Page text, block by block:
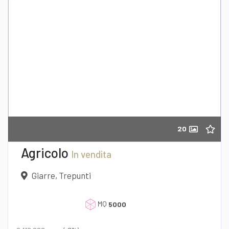
20
Agricolo In vendita
Giarre, Trepunti
MQ 5000